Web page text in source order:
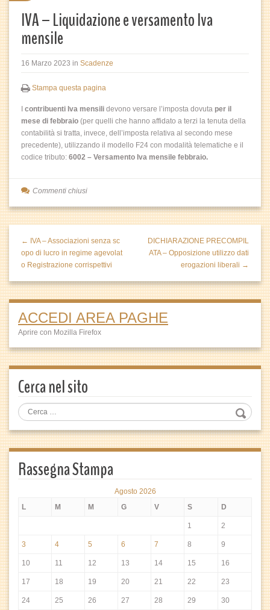
IVA – Liquidazione e versamento Iva
mensile
16 Marzo 2023 in Scadenze
Stampa questa pagina
contribuenti Iva mensili devono versare l’imposta dovuta per il
mese di febbraio (per quelli che hanno affidato a terzi la tenuta della
contabilità si tratta, invece, dell’imposta relativa al secondo mese
precedente), utilizzando il modello F24 con modalità telematiche e il
codice tributo: 6002 – Versamento Iva mensile febbraio.
Commenti chiusi
← IVA – Associazioni senza sc
opo di lucro in regime agevolat
o Registrazione corrispettivi
DICHIARAZIONE PRECOMPIL
ATA – Opposizione utilizzo dati
erogazioni liberali →
ACCEDI AREA PAGHE
Aprire con Mozilla Firefox
Cerca nel sito
Rassegna Stampa
Agosto 2026
L
M M G V S D
1 2
3 4 5 6 7 8 9
10 11 12 13 14 15 16
17 18 19 20 21 22 23
24 25 26 27 28 29 30